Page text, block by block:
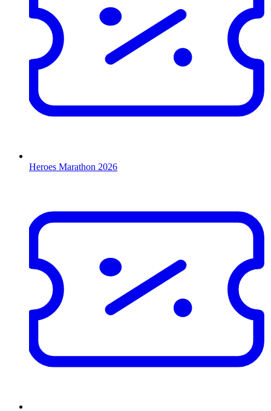
Heroes Marathon 2026